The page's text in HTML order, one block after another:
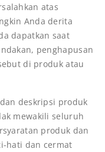
atas
Anda derita
dapatkan saat
penghapusan
di produk atau
deskripsi produk
mewakili seluruh
produk dan
hati dan cermat